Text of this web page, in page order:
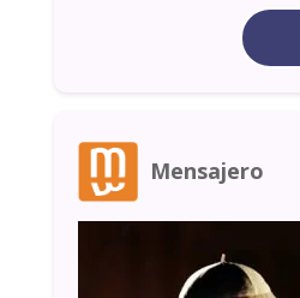
Mensajero